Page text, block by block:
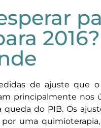
2016?
de ajuste que
principalmente nos
do PIB. Os
uma